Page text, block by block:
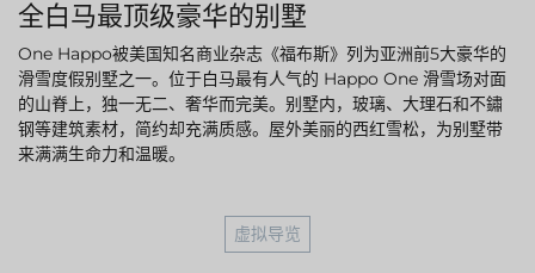
五重臻选餐饮体验 不滑雪的5日漫游
温泉
更多
雪白冬季
最新情报
简体中文
立即订房
全白马最顶级豪华的别墅
One Happo被美国知名商业杂志《福布斯》列为亚洲前5大豪华的
滑雪度假别墅之一。位于白马最有人气的 Happo One 滑雪场对面
的山脊上，独一无二、奢华而完美。别墅内，玻璃、大理石和不鏽
钢等建筑素材，简约却充满质感。屋外美丽的西红雪松，为别墅带
来满满生命力和温暖。
虚拟导览